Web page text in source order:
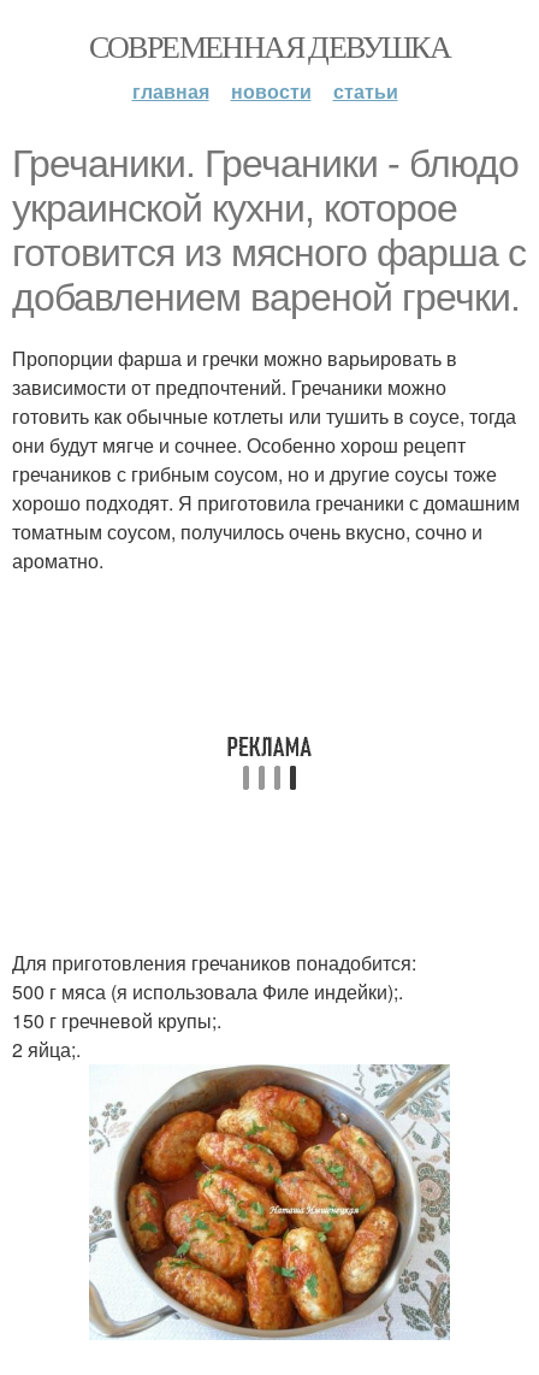
СОВРЕМЕННАЯ ДЕВУШКА
главная новости статьи
Гречаники. Гречаники - блюдо
украинской кухни, которое
готовится из мясного фарша с
добавлением вареной гречки.
Пропорции фарша и гречки можно варьировать в
зависимости от предпочтений. Гречаники можно
готовить как обычные котлеты или тушить в соусе, тогда
они будут мягче и сочнее. Особенно хорош рецепт
гречаников с грибным соусом, но и другие соусы тоже
хорошо подходят. Я приготовила гречаники с домашним
томатным соусом, получилось очень вкусно, сочно и
ароматно.
Для приготовления гречаников понадобится:
500 г мяса (я использовала Филе индейки);.
150 г гречневой крупы;.
2 яйца;.